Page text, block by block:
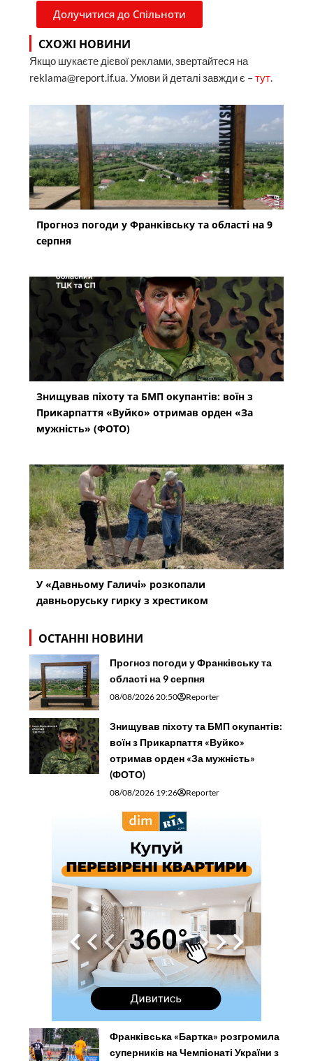
Долучитися до Спільноти
СХОЖІ НОВИНИ
Якщо шукаєте дієвої реклами, звертайтеся на
reklama@report.if.ua. Умови й деталі завжди є –тут.
Прогноз погоди у Франківську та області на 9
серпня
Знищував піхоту та БМП окупантів: воїн з
Прикарпаття «Вуйко» отримав орден «За
мужність» (ФОТО)
У «Давньому Галичі» розкопали
давньоруську гирку з хрестиком
ОСТАННІ НОВИНИ
Прогноз погоди у Франківську та
області на 9 серпня
08/08/2026 20:50 Reporter
Знищував піхоту та БМП окупантів:
воїн з Прикарпаття «Вуйко»
отримав орден «За мужність»
(ФОТО)
08/08/2026 19:26 Reporter
Франківська «Бартка» розгромила
суперників на Чемпіонаті України з